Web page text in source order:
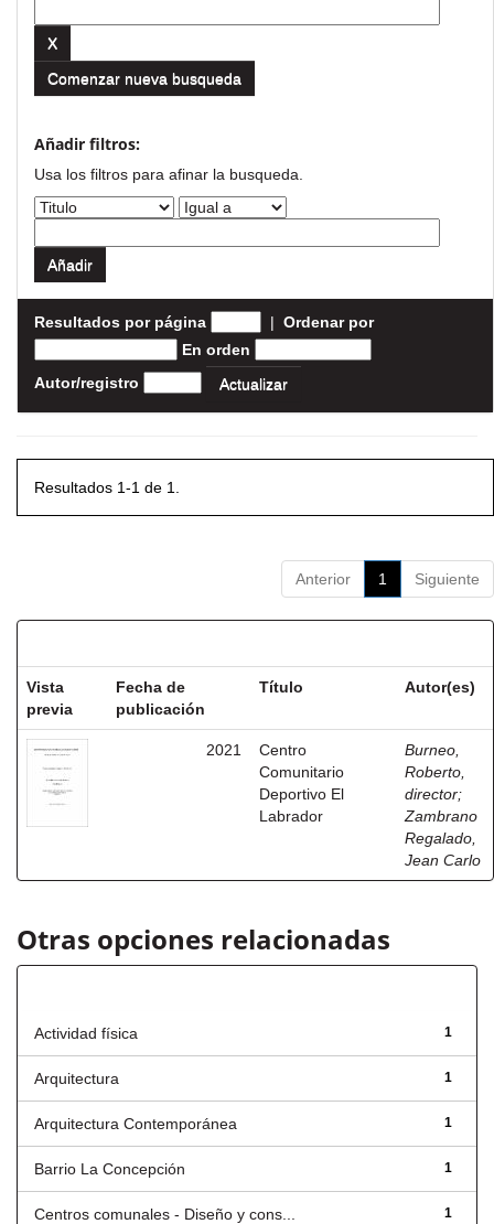
Comenzar nueva busqueda
Añadir filtros:
Usa los filtros para afinar la busqueda.
Resultados por página | Ordenar por
En orden
Autor/registro
Resultados 1-1 de 1.
Anterior 1 Siguiente
Vista
previa
Fecha de
publicación
Título Autor(es)
2021
Centro
Comunitario
Deportivo El
Labrador
Burneo,
Roberto,
director;
Zambrano
Regalado,
Jean Carlo
Otras opciones relacionadas
1
Actividad física
1
Arquitectura
1
Arquitectura Contemporánea
1
Barrio La Concepción
1
Centros comunales - Diseño y cons...